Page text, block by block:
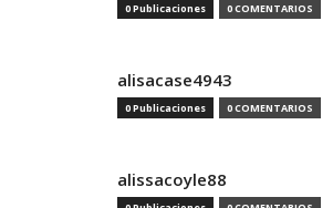
0 Publicaciones 0 COMENTARIOS
alisacase4943
0 Publicaciones 0 COMENTARIOS
alissacoyle88